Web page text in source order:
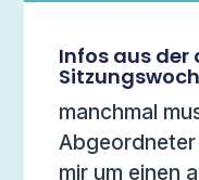
Infos aus der
manchmal
Abgeordneter
mir um einen